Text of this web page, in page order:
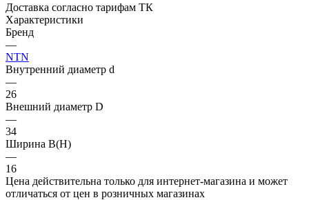
Доставка согласно тарифам ТК
Характеристики
Бренд
—
NTN
Внутренний диаметр d
—
26
Внешний диаметр D
—
34
Ширина B(H)
—
16
Цена действительна только для интернет-магазина и может
отличаться от цен в розничных магазинах